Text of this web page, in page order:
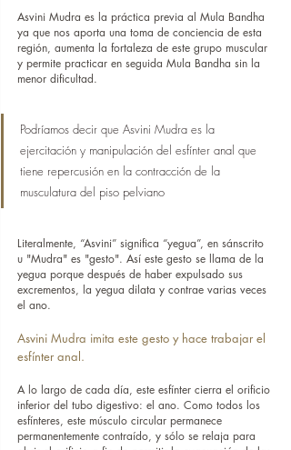
Asvini Mudra es la práctica previa al Mula Bandha
ya que nos aporta una toma de conciencia de esta
región, aumenta la fortaleza de este grupo muscular
y permite practicar en seguida Mula Bandha sin la
menor dificultad.
Podríamos decir que Asvini Mudra es la
ejercitación y manipulación del esfínter anal que
tiene repercusión en la contracción de la
musculatura del piso pelviano
Literalmente, “Asvini” significa “yegua”, en sánscrito
u "Mudra" es "gesto". Así este gesto se llama de la
yegua porque después de haber expulsado sus
excrementos, la yegua dilata y contrae varias veces
el ano.
Asvini Mudra imita este gesto y hace trabajar el
esfínter anal.
A lo largo de cada día, este esfínter cierra el orificio
inferior del tubo digestivo: el ano. Como todos los
esfínteres, este músculo circular permanece
permanentemente contraído, y sólo se relaja para